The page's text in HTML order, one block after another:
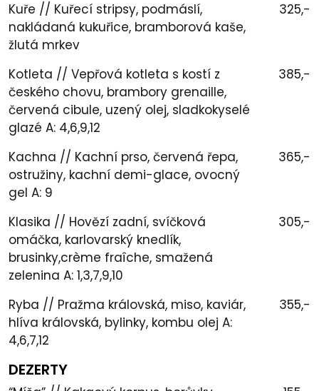
Kuře // Kuřecí stripsy, podmáslí,
nakládaná kukuřice, bramborová kaše,
žlutá mrkev
325,-
Kotleta // Vepřová kotleta s kostí z
českého chovu, brambory grenaille,
červená cibule, uzený olej, sladkokyselé
glazé A: 4,6,9,12
385,-
Kachna // Kachní prso, červená řepa,
ostružiny, kachní demi-glace, ovocný
gel A: 9
365,-
Klasika // Hovězí zadní, svíčková
omáčka, karlovarský knedlík,
brusinky,crème fraîche, smažená
zelenina A: 1,3,7,9,10
305,-
Ryba // Pražma královská, miso, kaviár,
hlíva královská, bylinky, kombu olej A:
4,6,7,12
355,-
DEZERTY